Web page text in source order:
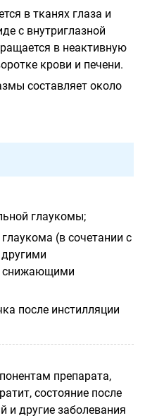
в тканях глаза и
с внутриглазной
в неактивную
крови и печени.
составляет около
глаукомы;
(в сочетании с
снижающими
после инстилляции
препарата,
состояние после
и другие заболевания